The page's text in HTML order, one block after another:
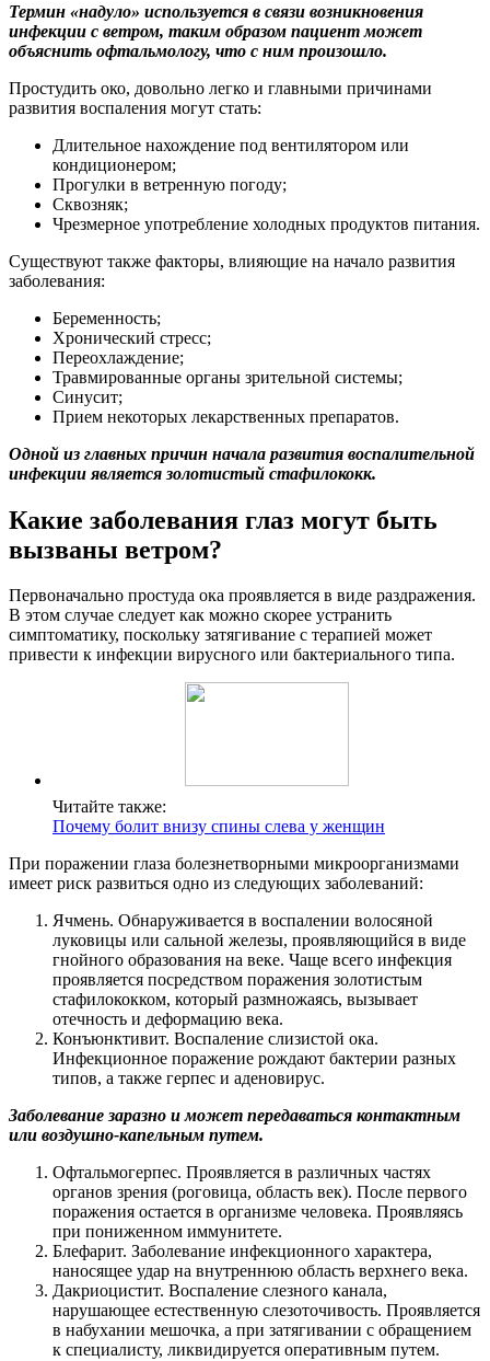
Термин «надуло» используется в связи возникновения
инфекции с ветром, таким образом пациент может
объяснить офтальмологу, что с ним произошло.
Простудить око, довольно легко и главными причинами
развития воспаления могут стать:
Длительное нахождение под вентилятором или
кондиционером;
Прогулки в ветренную погоду;
Сквозняк;
Чрезмерное употребление холодных продуктов питания.
Существуют также факторы, влияющие на начало развития
заболевания:
Беременность;
Хронический стресс;
Переохлаждение;
Травмированные органы зрительной системы;
Синусит;
Прием некоторых лекарственных препаратов.
Одной из главных причин начала развития воспалительной
инфекции является золотистый стафилококк.
Какие заболевания глаз могут быть
вызваны ветром?
Первоначально простуда ока проявляется в виде раздражения.
В этом случае следует как можно скорее устранить
симптоматику, поскольку затягивание с терапией может
привести к инфекции вирусного или бактериального типа.
Читайте также:
Почему болит внизу спины слева у женщин
При поражении глаза болезнетворными микроорганизмами
имеет риск развиться одно из следующих заболеваний:
Ячмень. Обнаруживается в воспалении волосяной
луковицы или сальной железы, проявляющийся в виде
гнойного образования на веке. Чаще всего инфекция
проявляется посредством поражения золотистым
стафилококком, который размножаясь, вызывает
отечность и деформацию века.
Конъюнктивит. Воспаление слизистой ока.
Инфекционное поражение рождают бактерии разных
типов, а также герпес и аденовирус.
Заболевание заразно и может передаваться контактным
или воздушно-капельным путем.
Офтальмогерпес. Проявляется в различных частях
органов зрения (роговица, область век). После первого
поражения остается в организме человека. Проявляясь
при пониженном иммунитете.
Блефарит. Заболевание инфекционного характера,
наносящее удар на внутреннюю область верхнего века.
Дакриоцистит. Воспаление слезного канала,
нарушающее естественную слезоточивость. Проявляется
в набухании мешочка, а при затягивании с обращением
к специалисту, ликвидируется оперативным путем.